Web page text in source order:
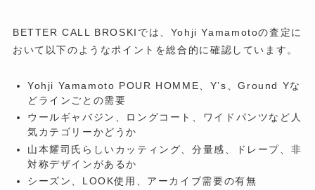
BETTER CALL BROSKIでは、Yohji Yamamotoの査定に
おいて以下のようなポイントを総合的に確認しています。
Yohji Yamamoto POUR HOMME、Y’s、Ground Yな
どラインごとの需要
ウールギャバジン、ロングコート、ワイドパンツなど人
気カテゴリーかどうか
山本耀司氏らしいカッティング、分量感、ドレープ、非
対称デザインがあるか
シーズン、LOOK使用、アーカイブ需要の有無